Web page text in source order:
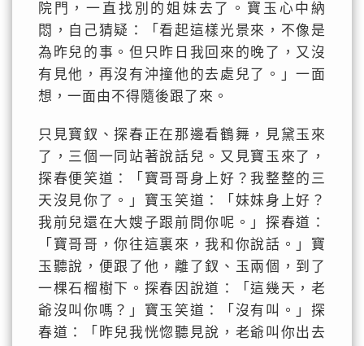
院門，一直找別的姐妹去了。寶玉心中納
悶，自己猜疑：「看起這樣光景來，不像是
為昨兒的事。但只昨日我回來的晚了，又沒
有見他，再沒有沖撞他的去處兒了。」一面
想，一面由不得隨後跟了來。
只見寶釵、探春正在那邊看鶴舞，見黛玉來
了，三個一同站著說話兒。又見寶玉來了，
探春便笑道：「寶哥哥身上好？我整整的三
天沒見你了。」寶玉笑道：「妹妹身上好？
我前兒還在大嫂子跟前問你呢。」探春道：
「寶哥哥，你往這裏來，我和你說話。」寶
玉聽說，便跟了他，離了釵、玉兩個，到了
一棵石榴樹下。探春因說道：「這幾天，老
爺沒叫你嗎？」寶玉笑道：「沒有叫。」探
春道：「昨兒我恍惚聽見說，老爺叫你出去